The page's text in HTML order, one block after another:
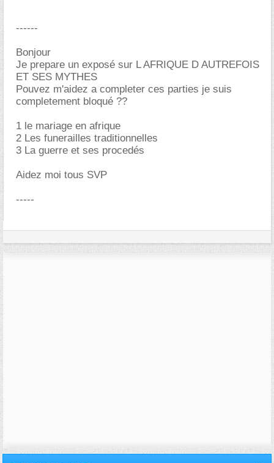
------
Bonjour
Je prepare un exposé sur L AFRIQUE D AUTREFOIS
ET SES MYTHES
Pouvez m'aidez a completer ces parties je suis
completement bloqué ??
1 le mariage en afrique
2 Les funerailles traditionnelles
3 La guerre et ses procedés
Aidez moi tous SVP
-----